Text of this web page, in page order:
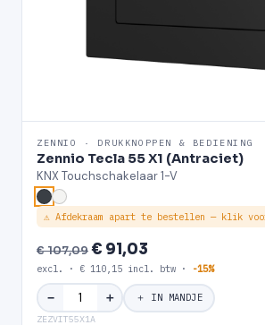
ZENNIO · DRUKKNOPPEN & BEDIENING
Zennio Tecla 55 X1 (Antraciet)
KNX Touchschakelaar 1-V
⚠ Afdekraam apart te bestellen — klik
€ 107,09€ 91,03
excl. · € 110,15 incl. btw · -15%
− ＋ ＋ IN MANDJE
ZEZVIT55X1A